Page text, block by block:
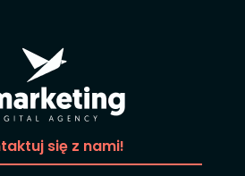
się z nami!